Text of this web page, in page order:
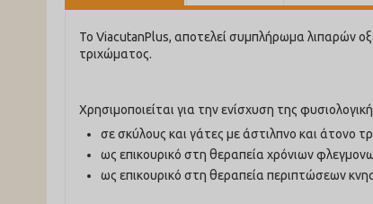
Το ViacutanPlus, αποτελεί συμπλήρωμα λιπαρών
τριχώματος.
Χρησιμοποιείται για την ενίσχυση της
σε σκύλους και γάτες με άστιλπνο και άτονο
ως επικουρικό στη θεραπεία χρόνιων
ως επικουρικό στη θεραπεία περιπτώσεων